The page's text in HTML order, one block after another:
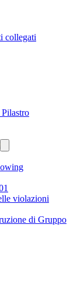
collegati
violazioni
di Gruppo